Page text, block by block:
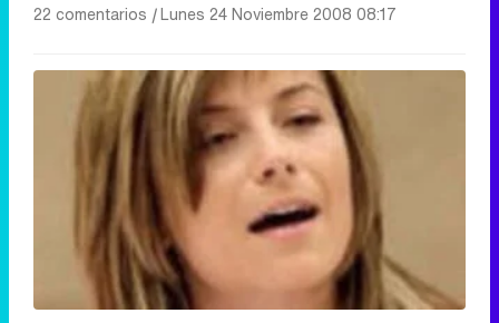
22 comentarios |Lunes 24 Noviembre 2008 08:17